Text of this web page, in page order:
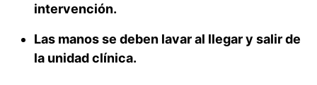
intervención.
Las manos se deben lavar al llegar y salir de
la unidad clínica.